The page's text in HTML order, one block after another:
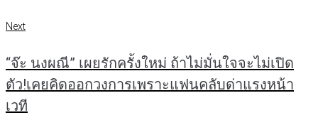
Next
Next
“จ๊ะ นงผณี” เผยรักครั้งใหม่ ถ้าไม่มั่นใจจะไม่เปิด
ตัว!เคยคิดออกวงการเพราะแฟนคลับด่าแรงหน้า
เวที